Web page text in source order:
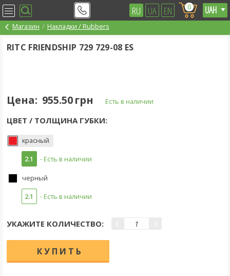
RU UA EN 0
Магазин Накладки / Rubbers
RITC FRIENDSHIP 729 729-08 ES
Цена: 955.50 грн Есть в наличии
ЦВЕТ / ТОЛЩИНА ГУБКИ:
красный
2.1
- Есть в наличии
черный
2.1
- Есть в наличии
УКАЖИТЕ КОЛИЧЕСТВО: